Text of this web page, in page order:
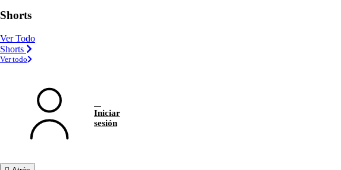
Shorts
Ver Todo
Shorts
Ver todo
Iniciar
sesión